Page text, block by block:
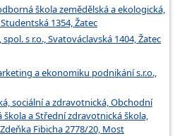
škola zemědělská a ekologická,
1354, Žatec
s r.o., Svatováclavská 1404, Žatec
a ekonomiku podnikání s.r.o.,
sociální a zdravotnická, Obchodní
a Střední zdravotnická škola,
Fibicha 2778/20, Most